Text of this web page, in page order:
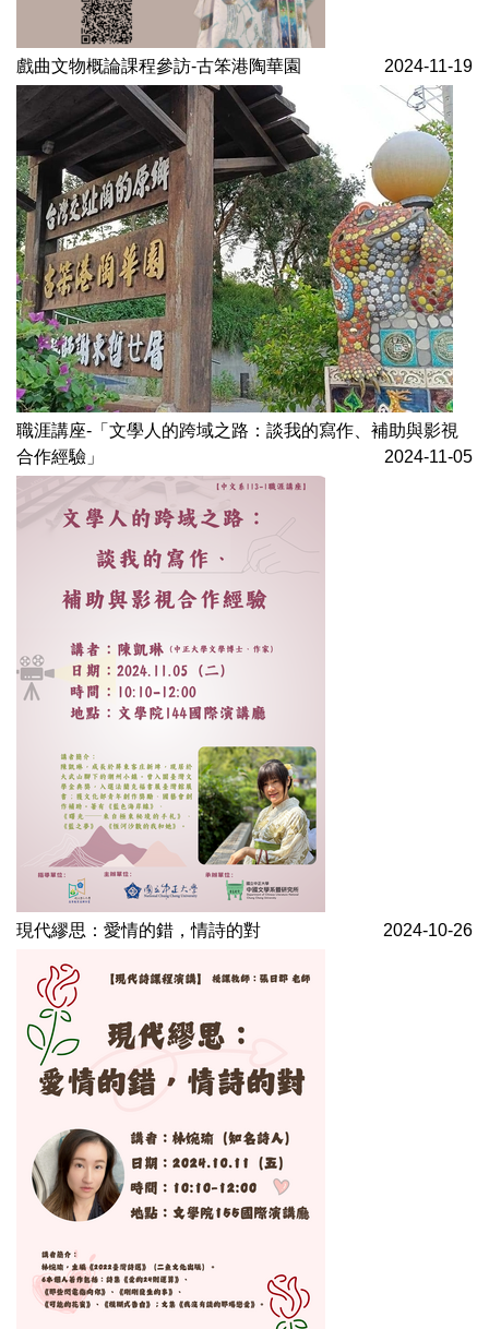
戲曲文物概論課程參訪-古笨港陶華園 2024-11-19
職涯講座-「文學人的跨域之路：談我的寫作、補助與影視
合作經驗」
2024-11-05
現代繆思：愛情的錯，情詩的對 2024-10-26